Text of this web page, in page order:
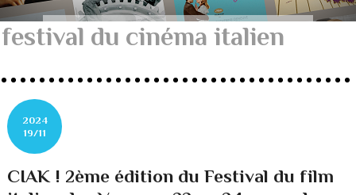
festival du cinéma italien
2024
19/11
CIAK ! 2ème édition du Festival du film